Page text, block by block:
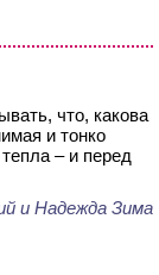
что, какова
и тонко
– и перед
и Надежда Зима